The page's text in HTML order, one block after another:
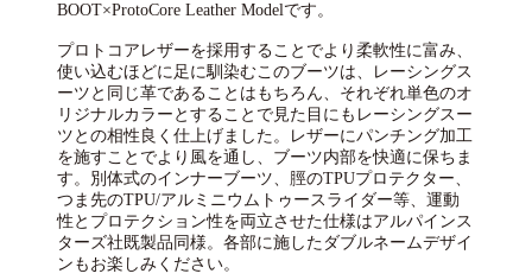
BOOT×ProtoCore Leather Modelです。
プロトコアレザーを採用することでより柔軟性に富み、
使い込むほどに足に馴染むこのブーツは、レーシングス
ーツと同じ革であることはもちろん、それぞれ単色のオ
リジナルカラーとすることで見た目にもレーシングスー
ツとの相性良く仕上げました。レザーにパンチング加工
を施すことでより風を通し、ブーツ内部を快適に保ちま
す。別体式のインナーブーツ、脛のTPUプロテクター、
つま先のTPU/アルミニウムトゥースライダー等、運動
性とプロテクション性を両立させた仕様はアルパインス
ターズ社既製品同様。各部に施したダブルネームデザイ
ンもお楽しみください。